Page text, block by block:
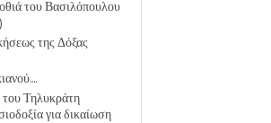
του Βασιλόπουλου
της Δόξας
Τηλυκράτη
για δικαίωση